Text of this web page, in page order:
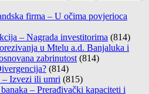
firma – U očima povjerioca
– Nagrada investitorima (814)
u Mtelu a.d. Banjaluka i
zabrinutost (814)
(814)
– Izvezi ili umri (815)
– Prerađivački kapaciteti i